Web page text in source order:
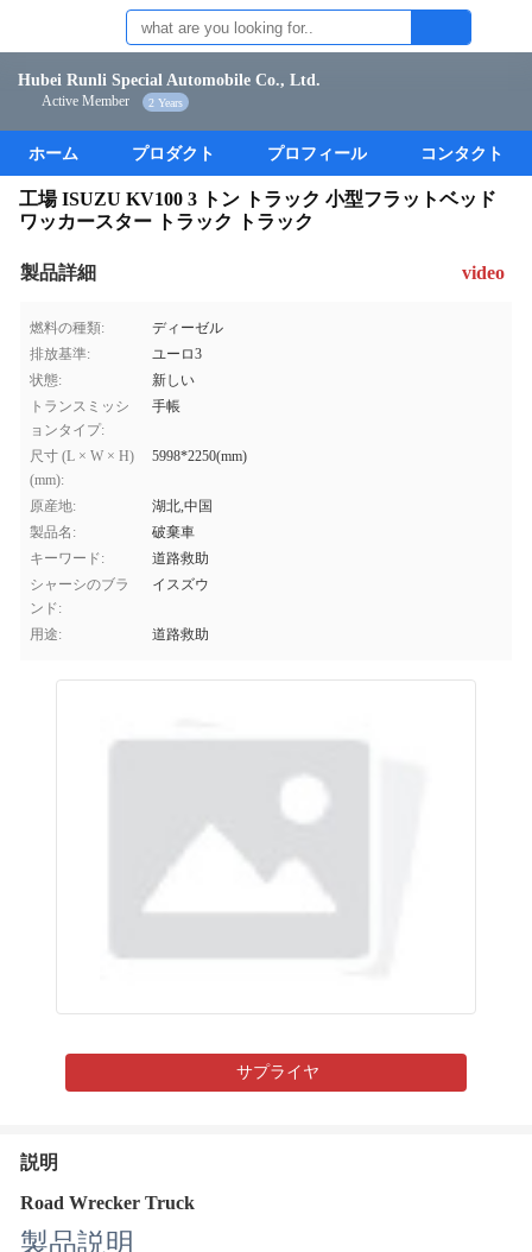
Hubei Runli Special Automobile Co., Ltd.
Active Member 2 Years
ホーム プロダクト プロフィール コンタクト
工場 ISUZU KV100 3 トン トラック 小型フラットベッド
ワッカースター トラック トラック
製品詳細 video
燃料の種類:
ディーゼル
排放基準:
ユーロ3
状態:
新しい
トランスミッシ
ョンタイプ:
手帳
尺寸 (L × W × H)
(mm):
5998*2250(mm)
原産地:
湖北,中国
製品名:
破棄車
キーワード:
道路救助
シャーシのブラ
ンド:
イスズウ
用途: 道路救助
サプライヤ
説明
Road Wrecker Truck
製品説明